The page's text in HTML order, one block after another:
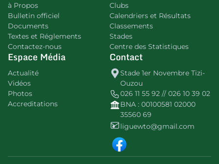
à Propos
Bulletin officiel
Documents
Textes et Réglements
Contactez-nous
Clubs
Calendriers et Résultats
Classements
Stades
Centre des Statistiques
Espace Média
Actualité
Vidéos
Photos
Accreditations
Contact
Stade 1er Novembre Tizi-
Ouzou
026 11 55 92 // 026 10 39 02
BNA : 00100581 02000
35560 69
liguewto@gmail.com